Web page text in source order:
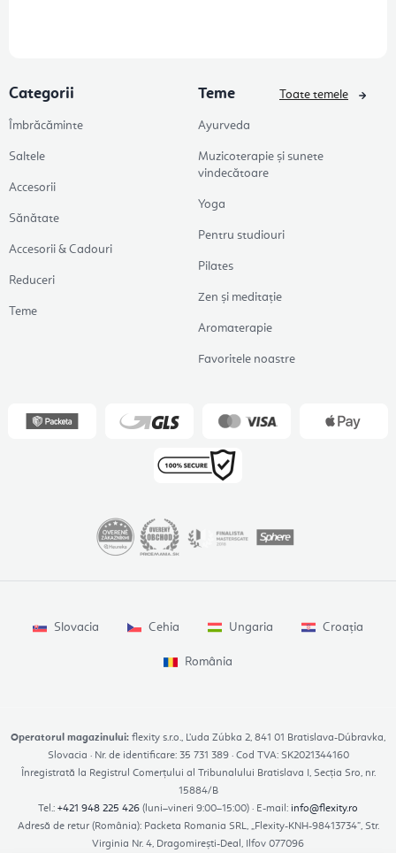
Categorii
Îmbrăcăminte
Saltele
Accesorii
Sănătate
Accesorii & Cadouri
Reduceri
Teme
Teme
Ayurveda
Muzicoterapie și sunete
vindecătoare
Yoga
Pentru studiouri
Pilates
Zen și meditație
Aromaterapie
Favoritele noastre
Toate temele
Slovacia Cehia Ungaria Croația
România
Operatorul magazinului: flexity s.r.o., Ľuda Zúbka 2, 841 01 Bratislava-Dúbravka,
Slovacia · Nr. de identificare: 35 731 389 · Cod TVA: SK2021344160
Înregistrată la Registrul Comerțului al Tribunalului Bratislava I, Secția Sro, nr.
15884/B
Tel.: +421 948 225 426 (luni–vineri 9:00–15:00) · E-mail: info@flexity.ro
Adresă de retur (România): Packeta Romania SRL, „Flexity-KNH-98413734”, Str.
Virginia Nr. 4, Dragomirești-Deal, Ilfov 077096